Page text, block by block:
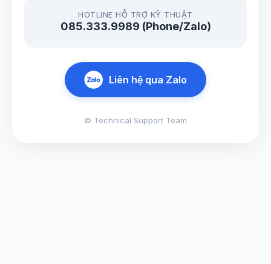
HOTLINE HỖ TRỢ KỸ THUẬT
085.333.9989 (Phone/Zalo)
Liên hệ qua Zalo
© Technical Support Team